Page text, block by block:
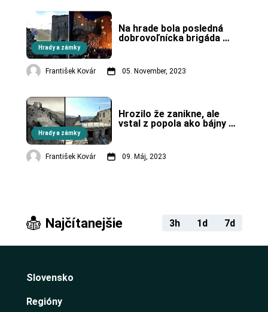
Hrady a zámky
Na hrade bola posledná
dobrovoľnícka brigáda
František Kovár 05. November, 2023
Hrady a zámky
Hrozilo že zanikne, ale
vstal z popola ako bájny
František Kovár 09. Máj, 2023
Najčítanejšie 3h 1d 7d
Slovensko
Regióny